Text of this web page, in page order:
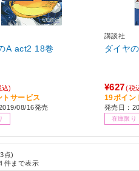
ダイヤのA act2 18巻
込)
サービス
08/16発売
講談社
¥627 (税
19ポイン
発売日：
在庫限り
点)
件まで表示